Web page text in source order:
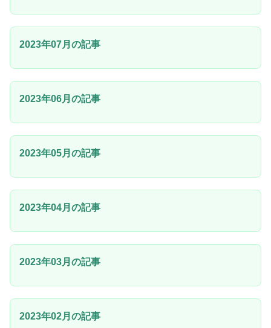
2023年07月の記事
2023年06月の記事
2023年05月の記事
2023年04月の記事
2023年03月の記事
2023年02月の記事